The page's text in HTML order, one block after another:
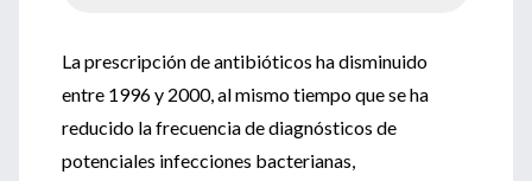
La prescripción de antibióticos ha disminuido
entre 1996 y 2000, al mismo tiempo que se ha
reducido la frecuencia de diagnósticos de
potenciales infecciones bacterianas,